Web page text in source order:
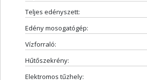
Teljes edényszett:
Edény mosogatógép:
Vízforraló:
Hűtőszekrény:
Elektromos tűzhely: